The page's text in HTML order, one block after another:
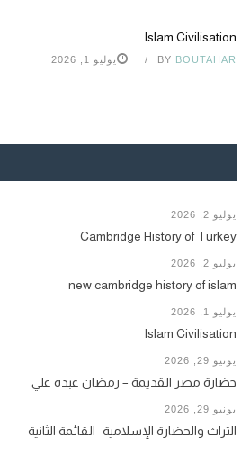
Islam Civilisation
BY BOUTAHAR يوليو 1, 2026
يوليو 2, 2026
Cambridge History of Turkey
يوليو 2, 2026
new cambridge history of islam
يوليو 1, 2026
Islam Civilisation
يونيو 29, 2026
حضارة مصر القديمة – رمضان عبده علي
يونيو 29, 2026
التراث والحضارة الإسلامية- القائمة الثانية